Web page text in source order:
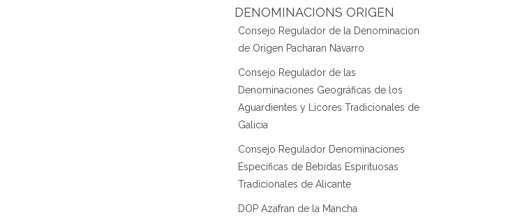
DENOMINACIONS ORIGEN
Consejo Regulador de la Denominacion
de Origen Pacharan Navarro
Consejo Regulador de las
Denominaciones Geográficas de los
Aguardientes y Licores Tradicionales de
Galicia
Consejo Regulador Denominaciones
Específicas de Bebidas Espirituosas
Tradicionales de Alicante
DOP Azafran de la Mancha